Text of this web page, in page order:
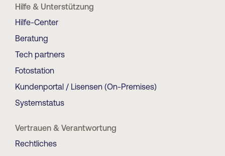
Hilfe & Unterstützung
Hilfe-Center
Beratung
Tech partners
Fotostation
Kundenportal / Lisensen (On-Premises)
Systemstatus
Vertrauen & Verantwortung
Rechtliches